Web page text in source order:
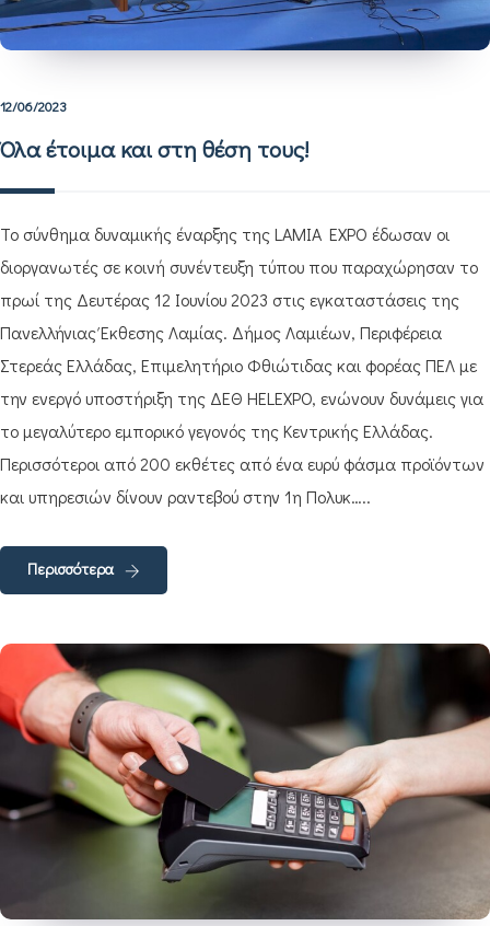
12/06/2023
Όλα έτοιμα και στη θέση τους!
Το σύνθημα δυναμικής έναρξης της LAMIA EXPO έδωσαν οι
διοργανωτές σε κοινή συνέντευξη τύπου που παραχώρησαν το
πρωί της Δευτέρας 12 Ιουνίου 2023 στις εγκαταστάσεις της
Πανελλήνιας Έκθεσης Λαμίας. Δήμος Λαμιέων, Περιφέρεια
Στερεάς Ελλάδας, Επιμελητήριο Φθιώτιδας και φορέας ΠΕΛ με
την ενεργό υποστήριξη της ΔΕΘ HELEXPO, ενώνουν δυνάμεις για
το μεγαλύτερο εμπορικό γεγονός της Κεντρικής Ελλάδας.
Περισσότεροι από 200 εκθέτες από ένα ευρύ φάσμα προϊόντων
και υπηρεσιών δίνουν ραντεβού στην 1η Πολυκ…..
Περισσότερα